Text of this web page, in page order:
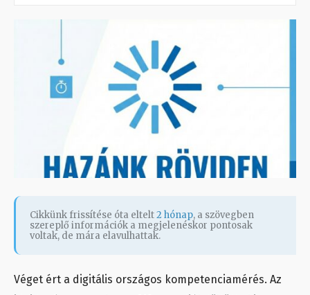
Cikkünk frissítése óta eltelt2 hónap, a szövegben
szereplő információk a megjelenéskor pontosak
voltak, de mára elavulhattak.
Véget ért a digitális országos kompetenciamérés. Az